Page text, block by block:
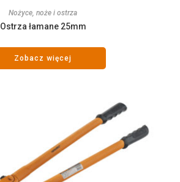
Nożyce, noże i ostrza
Ostrza łamane 25mm
Zobacz więcej